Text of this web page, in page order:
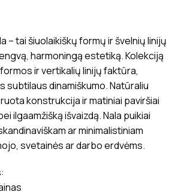
– tai šiuolaikiškų formų ir švelnių linijų
harmoningą estetiką. Kolekciją
ir vertikalių linijų faktūra,
subtilaus dinamiškumo. Natūraliu
konstrukcija ir matiniai paviršiai
ilgaamžišką išvaizdą. Nala puikiai
ar minimalistiniam
svetainės ar darbo erdvėms.